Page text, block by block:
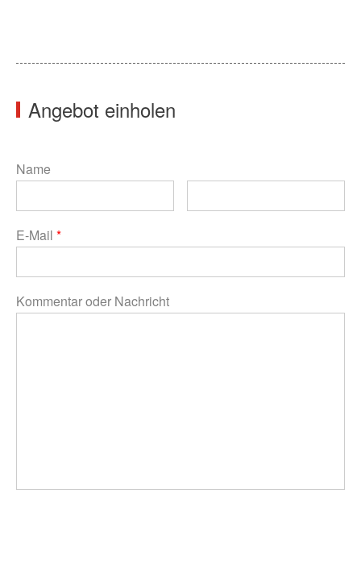
Angebot einholen
Name
E-Mail *
Kommentar oder Nachricht